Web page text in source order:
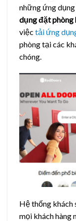
những ứng
dụng đặt phòng
việc tải ứng
phòng tại các
chóng.
Hệ thống khách
mọi khách hàng